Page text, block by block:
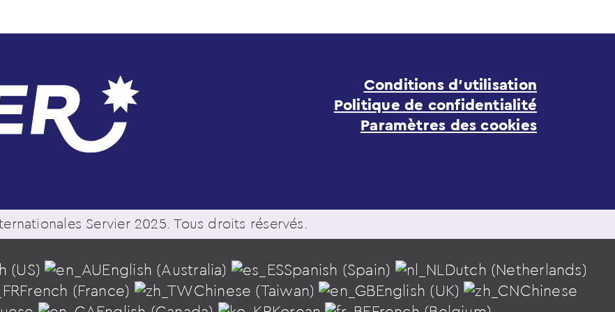
Conditions d’utilisation
Politique de confidentialité
Paramètres des cookies
Servier 2025. Tous droits réservés.
(US) English (Australia) Spanish (Spain)
Dutch (Netherlands)
French (France) Chinese (Taiwan) English (UK)
Chinese